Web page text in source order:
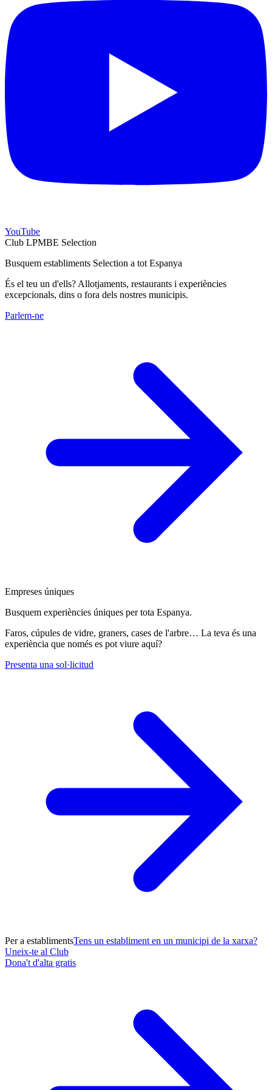
YouTube
Club LPMBE Selection
Busquem establiments Selection a tot Espanya
És el teu un d'ells? Allotjaments, restaurants i experiències
excepcionals, dins o fora dels nostres municipis.
Parlem-ne
Empreses úniques
Busquem experiències úniques per tota Espanya.
Faros, cúpules de vidre, graners, cases de l'arbre… La teva és una
experiència que només es pot viure aquí?
Presenta una sol·licitud
Per a establimentsTens un establiment en un municipi de la xarxa?
Uneix-te al Club
Dona't d'alta gratis